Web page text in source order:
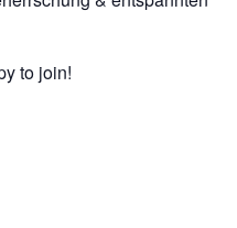
to join!